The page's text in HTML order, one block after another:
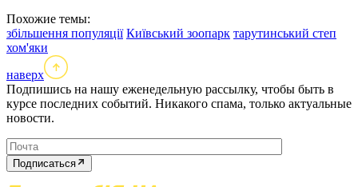
Похожие темы:
збільшення популяції Київський зоопарк тарутинський степ
хом'яки
наверх
Подпишись на нашу еженедельную рассылку, чтобы быть в
курсе последних событий. Никакого спама, только актуальные
новости.
Подписаться